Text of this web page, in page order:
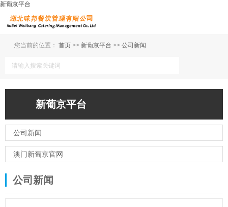
新葡京平台
您当前的位置： 首页 >> 新葡京平台 >> 公司新闻
新葡京平台
公司新闻
澳门新葡京官网
公司新闻